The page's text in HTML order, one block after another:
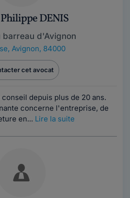
DENIS
barreau d'Avignon
, Avignon, 84000
cet avocat
depuis plus de 20 ans.
concerne l'entreprise, de
en... Lire la suite